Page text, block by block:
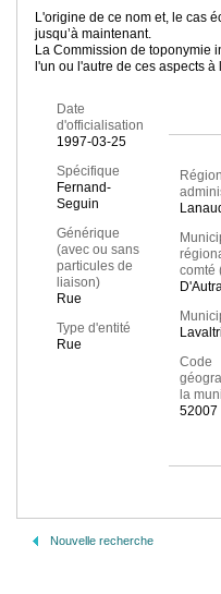
L'origine de ce nom et, le cas
jusqu’à maintenant.
La Commission de toponymie
l'un ou l'autre de ces aspects à
Date
d'officialisation
1997-03-25
Spécifique
Fernand-
Seguin
Générique
(avec ou sans
particules de
liaison)
Rue
Type d'entité
Rue
Région
comté
Code
la
52007
Nouvelle recherche